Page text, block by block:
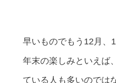
早いものでもう12月、
年末の楽しみといえば
ている人も多いのでは